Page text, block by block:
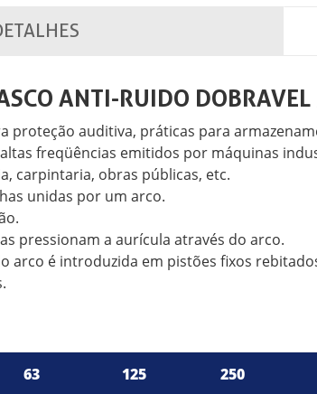
ANTI-RUIDO
proteção auditiva, práticas para
freqüências emitidos por máquinas
carpintaria, obras públicas, etc.
unidas por um arco.
pressionam a aurícula através do arco.
arco é introduzida em pistões fixos
63 125 250